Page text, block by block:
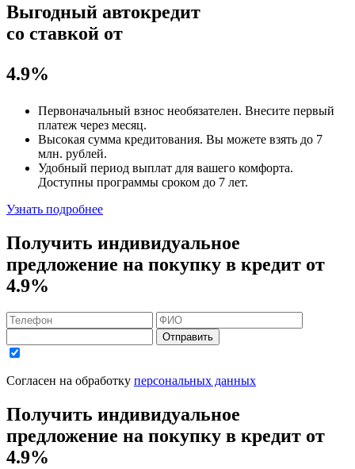
Выгодный автокредит
со ставкой от
4.9%
Первоначальный взнос необязателен. Внесите первый
платеж через месяц.
Высокая сумма кредитования. Вы можете взять до 7
млн. рублей.
Удобный период выплат для вашего комфорта.
Доступны программы сроком до 7 лет.
Узнать подробнее
Получить индивидуальное
предложение на покупку в кредит от
4.9%
Отправить
Согласен на обработку персональных данных
Получить индивидуальное
предложение на покупку в кредит от
4.9%